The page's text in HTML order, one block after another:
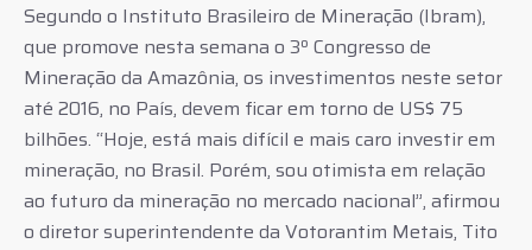
Segundo o Instituto Brasileiro de Mineração (Ibram),
que promove nesta semana o 3º Congresso de
Mineração da Amazônia, os investimentos neste setor
até 2016, no País, devem ficar em torno de US$ 75
bilhões. “Hoje, está mais difícil e mais caro investir em
mineração, no Brasil. Porém, sou otimista em relação
ao futuro da mineração no mercado nacional”, afirmou
o diretor superintendente da Votorantim Metais, Tito